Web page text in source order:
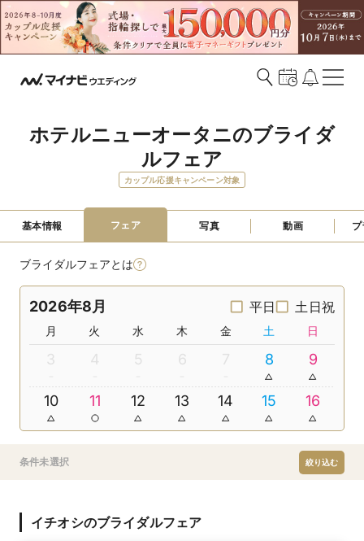
ホテルニューオータニのブライダ
ルフェア
カップル応援キャンペーン対象
基本情報 フェア 写真 動画
ブライダルフェアとは
2026年8月 平日 土日祝
月 火 水 木 金 土 日
3 4 5 6 7 8 9
10 11 12 13 14 15 16
条件未選択 絞り込む
イチオシのブライダルフェア